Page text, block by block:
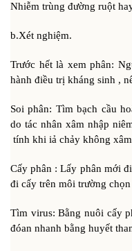
Nhiễm trùng đường ruột
b.Xét nghiệm.
Trước hết là xem phân:
hành điều trị kháng sinh ,
Soi phân: Tìm bạch cầu
do tác nhân xâm nhập
tính khi iả chảy không
Cấy phân : Lấy phân mới
đi cấy trên môi trường
Tìm virus: Bằng nuôi cấy
đóan nhanh bằng huyết